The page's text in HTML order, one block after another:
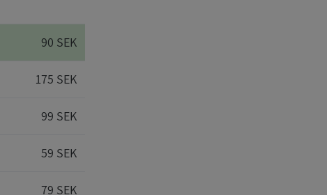
90 SEK
175 SEK
99 SEK
59 SEK
79 SEK